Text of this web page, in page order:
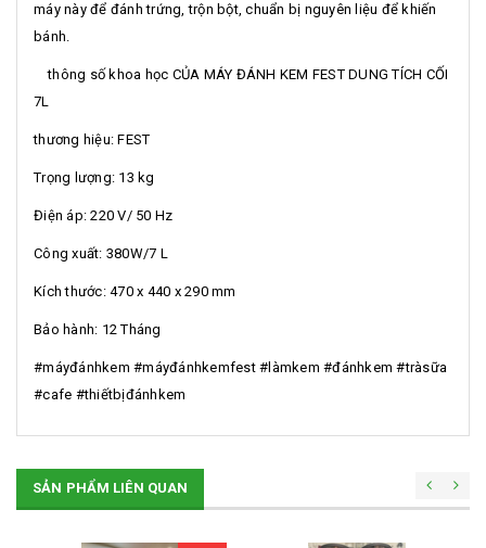
máy này để đánh trứng, trộn bột, chuẩn bị nguyên liệu để khiến
bánh.
thông số khoa học CỦA MÁY ĐÁNH KEM FEST DUNG TÍCH CỐI
7L
thương hiệu: FEST
Trọng lượng: 13 kg
Điện áp: 220 V/ 50 Hz
Công xuất: 380W/7 L
Kích thước: 470 x 440 x 290 mm
Bảo hành: 12 Tháng
#máyđánhkem #máyđánhkemfest #làmkem #đánhkem #tràsữa
#cafe #thiếtbịđánhkem
SẢN PHẨM LIÊN QUAN